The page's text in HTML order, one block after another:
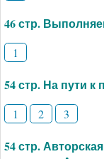
46 стр.
1
54 стр. На пути
1 2 3
54 стр.